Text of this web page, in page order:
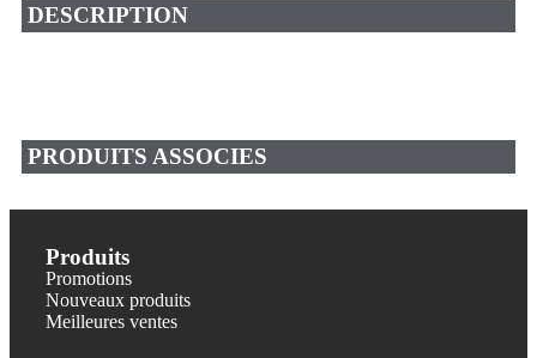
DESCRIPTION
PRODUITS ASSOCIES
Produits
Promotions
Nouveaux produits
Meilleures ventes